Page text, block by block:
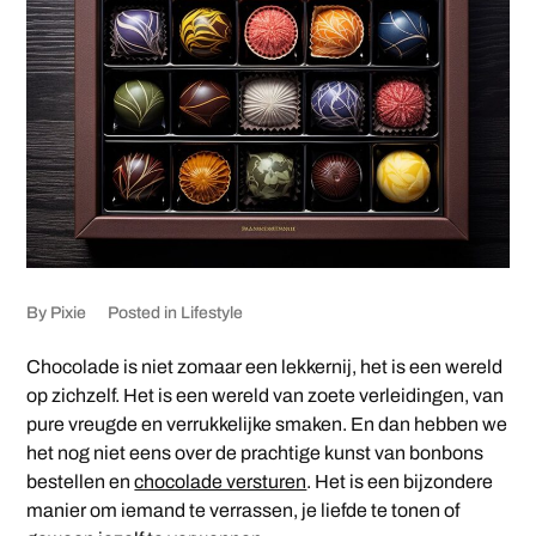
By Pixie Posted in Lifestyle
Chocolade is niet zomaar een lekkernij, het is een wereld
op zichzelf. Het is een wereld van zoete verleidingen, van
pure vreugde en verrukkelijke smaken. En dan hebben we
het nog niet eens over de prachtige kunst van bonbons
bestellen enchocolade versturen. Het is een bijzondere
manier om iemand te verrassen, je liefde te tonen of